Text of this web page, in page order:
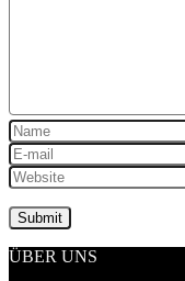
ÜBER UNS